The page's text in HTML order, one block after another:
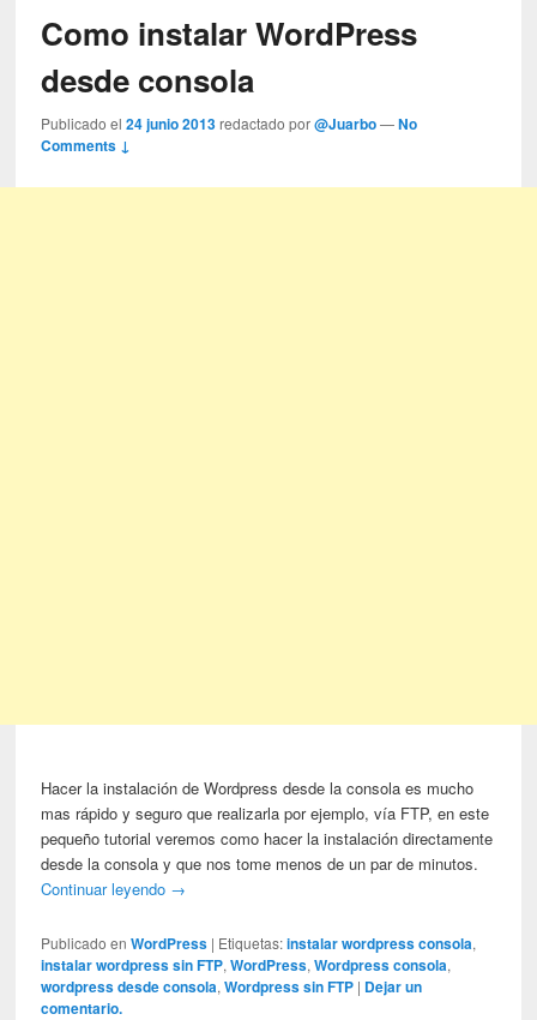
Como instalar WordPress
desde consola
Publicado el24 junio 2013 redactado por@Juarbo —No
Comments ↓
Hacer la instalación de Wordpress desde la consola es mucho
mas rápido y seguro que realizarla por ejemplo, vía FTP, en este
pequeño tutorial veremos como hacer la instalación directamente
desde la consola y que nos tome menos de un par de minutos.
Continuar leyendo →
Publicado en WordPress | Etiquetas: instalar wordpress consola,
instalar wordpress sin FTP,WordPress,Wordpress consola,
wordpress desde consola,Wordpress sin FTP | Dejar un
comentario.